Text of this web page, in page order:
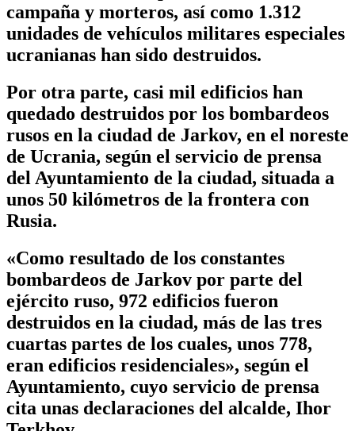
campaña y morteros, así como 1.312
unidades de vehículos militares especiales
ucranianas han sido destruidos.
Por otra parte, casi mil edificios han
quedado destruidos por los bombardeos
rusos en la ciudad de Jarkov, en el noreste
de Ucrania, según el servicio de prensa
del Ayuntamiento de la ciudad, situada a
unos 50 kilómetros de la frontera con
Rusia.
«Como resultado de los constantes
bombardeos de Jarkov por parte del
ejército ruso, 972 edificios fueron
destruidos en la ciudad, más de las tres
cuartas partes de los cuales, unos 778,
eran edificios residenciales», según el
Ayuntamiento, cuyo servicio de prensa
cita unas declaraciones del alcalde, Ihor